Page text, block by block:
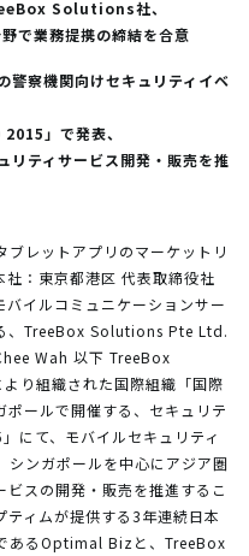
Solutions社、
で業務提携の締結を合意
警察機関向けセキュリティイベ
」で発表、
リティサービス開発・販売を推
ブレットアプリのマーケットリ
社：東京都港区 代表取締役社
イルコミュニケーションサー
、TreeBox Solutions Pte Ltd.
Wah 以下 TreeBox
り組織された国際組織「国際
ールで開催する、セキュリテ
にて、モバイルセキュリティ
シンガポールを中心にアジア圏
スの開発・販売を推進するこ
ティムが提供する3年連続日本
あるOptimal Bizと、TreeBox